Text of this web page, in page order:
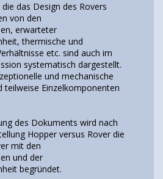
das Design des Rovers
von den
erwarteter
thermische und
etc. sind auch im
systematisch dargestellt.
und mechanische
teilweise Einzelkomponenten
des Dokuments wird nach
Hopper versus Rover die
mit den
und der
begründet.